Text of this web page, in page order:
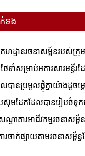
ទង
ហដ្ឋានរចនាសម្ព័នរបស់ក្
ដូចម្តេចចំពោះវិធីសាស្រ្តសំណ
ថែទាំសម្រាប់អគារសារមន្ទីរ
លបានប្រមូលផ្តុំគ្នាយ៉ាងដូចម្
ស៊ុមដែកដែលបានរៀបចំទុ
ចម្តេច?
ឋាគារអាជីវកម្មរចនាសម្ព័
ចាក់ផ្សាយតាមរចនាសម្ព័ន្ធ